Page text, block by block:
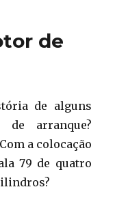
(II)
de
de alguns
arranque?
a colocação
79 de quatro